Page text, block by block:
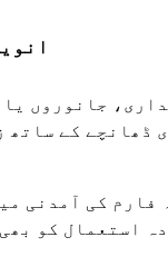
جانوروں
ڈھانچے کے ساتھ
کی آمدنی
استعمال کو